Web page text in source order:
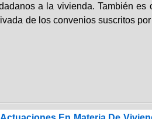
a la vivienda. También es
de los convenios suscritos